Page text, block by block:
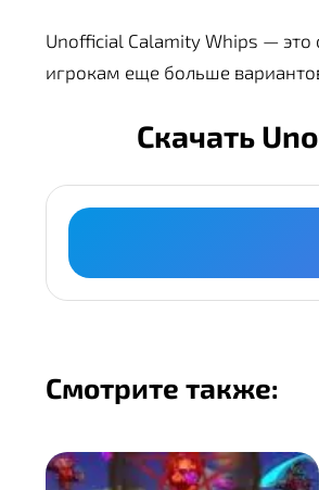
Unofficial Calamity Whips — это
игрокам еще больше
Скачать
Смотрите также: